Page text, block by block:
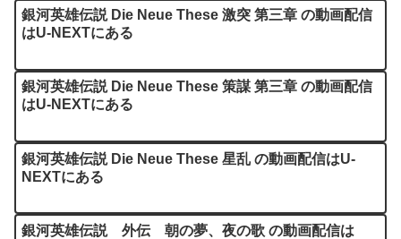
銀河英雄伝説 Die Neue These 激突 第三章 の動画配信
はU-NEXTにある
銀河英雄伝説 Die Neue These 策謀 第三章 の動画配信
はU-NEXTにある
銀河英雄伝説 Die Neue These 星乱 の動画配信はU-
NEXTにある
銀河英雄伝説 外伝 朝の夢、夜の歌 の動画配信は